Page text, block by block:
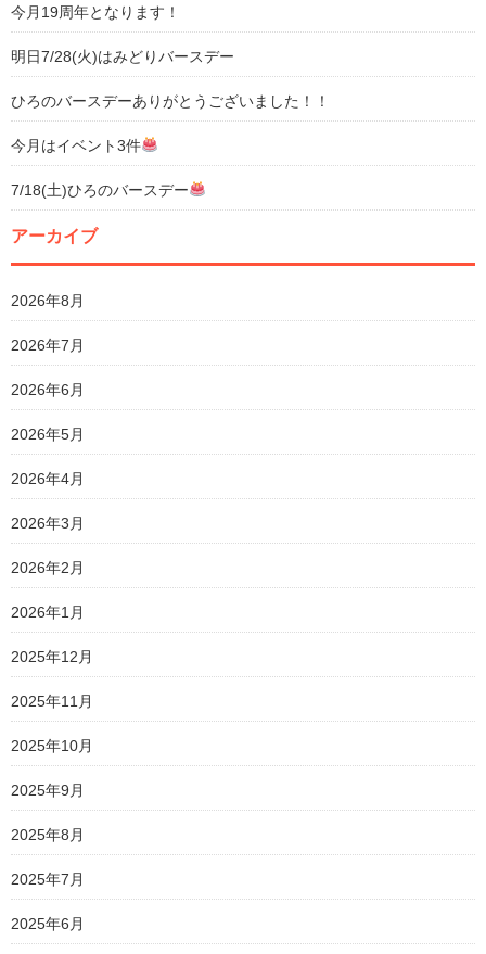
今月19周年となります！
明日7/28(火)はみどりバースデー
ひろのバースデーありがとうございました！！
今月はイベント3件
7/18(土)ひろのバースデー
アーカイブ
2026年8月
2026年7月
2026年6月
2026年5月
2026年4月
2026年3月
2026年2月
2026年1月
2025年12月
2025年11月
2025年10月
2025年9月
2025年8月
2025年7月
2025年6月